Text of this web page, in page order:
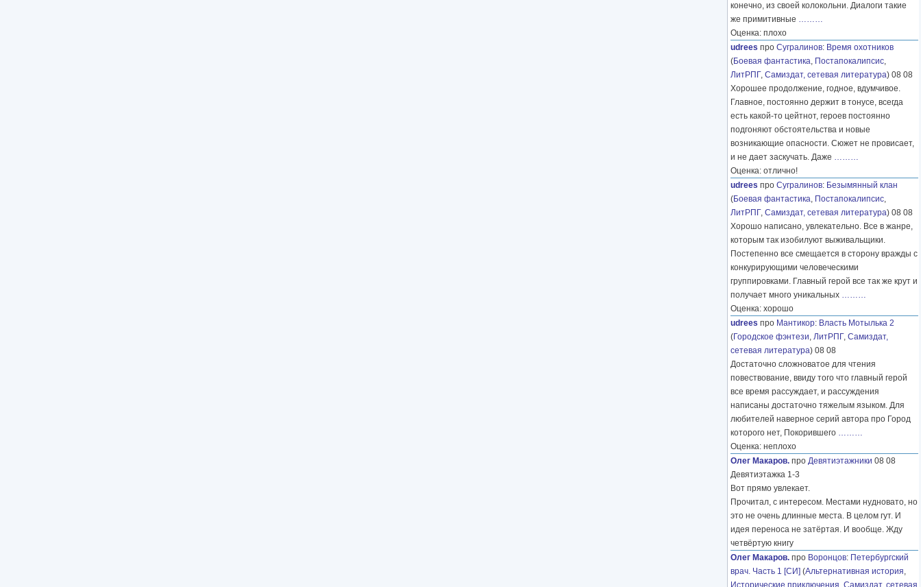
конечно, из своей колокольни. Диалоги такие
же примитивные ………
Оценка: плохо
udrees про Сугралинов: Время охотников
(Боевая фантастика, Постапокалипсис,
ЛитРПГ, Самиздат, сетевая литература) 08 08
Хорошее продолжение, годное, вдумчивое.
Главное, постоянно держит в тонусе, всегда
есть какой-то цейтнот, героев постоянно
подгоняют обстоятельства и новые
возникающие опасности. Сюжет не провисает,
и не дает заскучать. Даже ………
Оценка: отлично!
udrees про Сугралинов: Безымянный клан
(Боевая фантастика, Постапокалипсис,
ЛитРПГ, Самиздат, сетевая литература) 08 08
Хорошо написано, увлекательно. Все в жанре,
которым так изобилуют выживальщики.
Постепенно все смещается в сторону вражды с
конкурирующими человеческими
группировками. Главный герой все так же крут и
получает много уникальных ………
Оценка: хорошо
udrees про Мантикор: Власть Мотылька 2
(Городское фэнтези, ЛитРПГ, Самиздат,
сетевая литература) 08 08
Достаточно сложноватое для чтения
повествование, ввиду того что главный герой
все время рассуждает, и рассуждения
написаны достаточно тяжелым языком. Для
любителей наверное серий автора про Город
которого нет, Покорившего ………
Оценка: неплохо
Олег Макаров. про Девятиэтажники 08 08
Девятиэтажка 1-3
Вот прямо увлекает.
Прочитал, с интересом. Местами нудновато, но
это не очень длинные места. В целом гут. И
идея переноса не затёртая. И вообще. Жду
четвёртую книгу
Олег Макаров. про Воронцов: Петербургский
врач. Часть 1 [СИ] (Альтернативная история,